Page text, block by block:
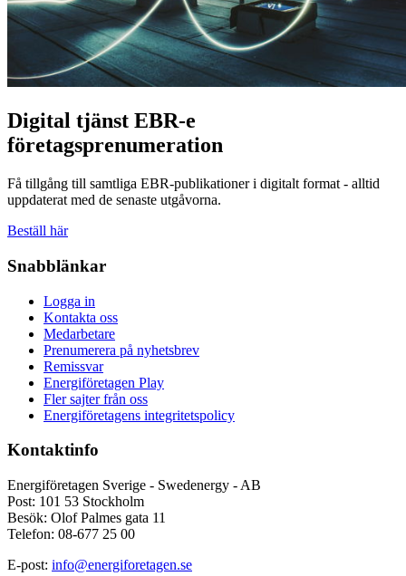
Digital tjänst EBR-e
företagsprenumeration
Få tillgång till samtliga EBR-publikationer i digitalt format - alltid
uppdaterat med de senaste utgåvorna.
Beställ här
Snabblänkar
Logga in
Kontakta oss
Medarbetare
Prenumerera på nyhetsbrev
Remissvar
Energiföretagen Play
Fler sajter från oss
Energiföretagens integritetspolicy
Kontaktinfo
Energiföretagen Sverige - Swedenergy - AB
Post: 101 53 Stockholm
Besök: Olof Palmes gata 11
Telefon: 08-677 25 00
E-post: info@energiforetagen.se